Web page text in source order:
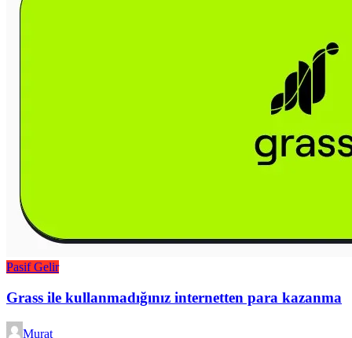
Pasif Gelir
Grass ile kullanmadığınız internetten para kazanma
Murat